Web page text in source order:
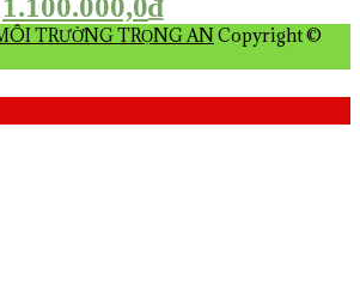
TRƯỜNG TRỌNG ANCopyright ©